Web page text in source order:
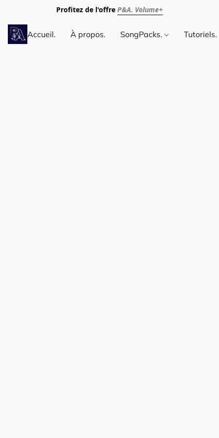
Profitez de l'offre P&A. Volume+
Accueil. À propos. SongPacks. Tutoriels.